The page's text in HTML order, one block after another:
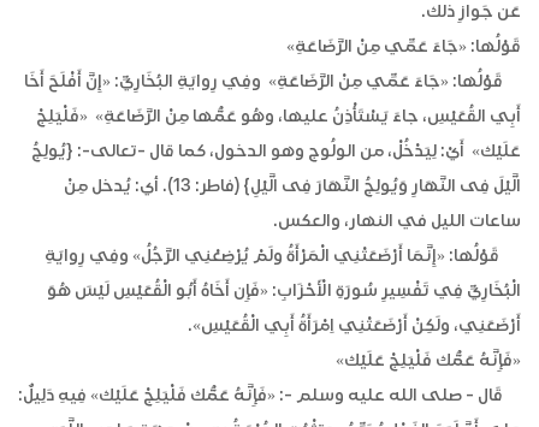
عَن جَوازِ ذلك.
قَوْلُها: «جَاءَ عَمِّي مِنْ الرَّضَاعَةِ»
‏ قَوْلُها: «جَاءَ عَمِّي مِنْ الرَّضَاعَةِ» ‏ ‏وفِي رِوايَةِ البُخَارِيِّ: «إِنَّ أَفْلَحَ أَخَا
أَبِي القُعَيْسِ، جاءَ يَسْتَأْذِنُ عليها، وهُو عَمُّها مِنْ الرَّضَاعَةِ» ‏ ‏«فَلْيَلِجْ
عَلَيْك» ‏ ‏أَيْ: لِيَدْخُلْ، من الولُوج وهو الدخول، كما قال -تعالى-: {يُولِجُ
الَّيْلَ فِى النَّهَارِ وَيُولِجُ النَّهَارَ فِى الَّيْلِ} (فاطر: 13). أي: يُدخل مِنْ
ساعات الليل في النهار، والعكس.
‏قَوْلُها: «إِنَّمَا أَرْضَعَتْنِي الْمَرْأَةُ ولَمْ يُرْضِعْنِي الرَّجُلُ» ‏‏وفِي رِوايَةِ
الْبُخَارِيِّ فِي تَفْسِيرِ سُورَةِ الْأَحْزَابِ: «فَإِن أَخَاهُ أَبُو الْقُعَيْسِ لَيْسَ هُوَ
أَرْضَعَنِي، ولَكِنْ أَرْضَعَتْنِي اِمْرَأَةُ أَبِي الْقُعَيْسِ».‏ ‏
«فَإِنَّهُ عَمُّك فَلْيَلِجْ عَلَيْك»‏
قَال - صلى الله عليه وسلم -: «فَإِنَّهُ عَمُّك فَلْيَلِجْ عَلَيْك»‏ ‏فِيهِ دَلِيلٌ: